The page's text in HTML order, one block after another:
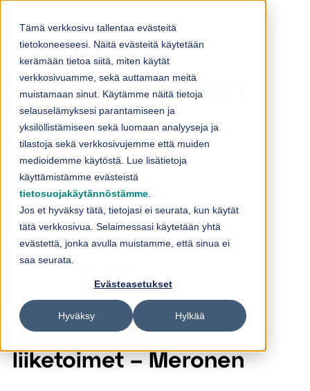
Tämä verkkosivu tallentaa evästeitä
tietokoneeseesi. Näitä evästeitä käytetään
kerämään tietoa siitä, miten käytät
verkkosivuamme, sekä auttamaan meitä
muistamaan sinut. Käytämme näitä tietoja
selauselämyksesi parantamiseen ja
yksilöllistämiseen sekä luomaan analyyseja ja
tilastoja sekä verkkosivujemme että muiden
medioidemme käytöstä. Lue lisätietoja
käyttämistämme evästeistä
tietosuojakäytännöstämme
Jos et hyväksy tätä, tietojasi ei seurata, kun käytät
tätä verkkosivua. Selaimessasi käytetään yhtä
evästettä, jonka avulla muistamme, että sinua ei
saa seurata.
Evästeasetukset
Hyväksy Hylkää
Loihde Oyj:
Johtohenkilöiden
liiketoimet –
Meronen
18.12.2023 18:00:05 EET | Loihde Oyj |
Johtohenkilöiden liiketoimet
Loihde Oyj Johtohenkilöiden liiketoimet
Loihde Oyj:
Johtohenkilöiden
liiketoimet – Meronen